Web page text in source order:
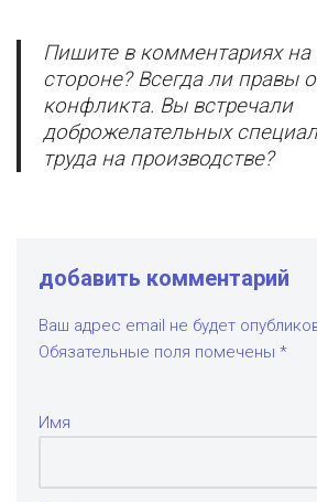
Пишите в комментариях на
стороне? Всегда ли правы
конфликта. Вы встречали
доброжелательных
труда на производстве?
добавить комментарий
Ваш адрес email не будет
Обязательные поля помечены *
Имя